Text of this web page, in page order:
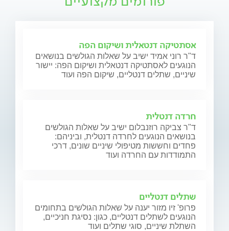
אסתטיקה דנטאלית ושיקום הפה
ד"ר רוני אמיד ישיב על שאלות הגולשים בנושאים
הנוגעים לאסתטיקה דנטאלית ושיקום הפה: יישור
שיניים, שתלים דנטליים, שיקום הפה ועוד
חרדה דנטלית
ד"ר צביקה רוזנבלום ישיב על שאלות הגולשים
בנושאים הנוגעים לחרדה דנטלית, וביניהם:
פחדים וחששות מטיפולי שיניים שונים, דרכי
התמודדות עם החרדה ועוד
שתלים דנטליים
פרופ' זיו מזור יענה על שאלות הגולשים בתחומים
הנוגעים לשתלים דנטליים, כגון: נסיגת חניכיים,
השתלת שיניים, סוגי שתלים ועוד